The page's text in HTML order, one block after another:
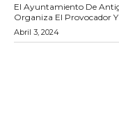
El Ayuntamiento De
Organiza El Provocador Y
Abril 3, 2024